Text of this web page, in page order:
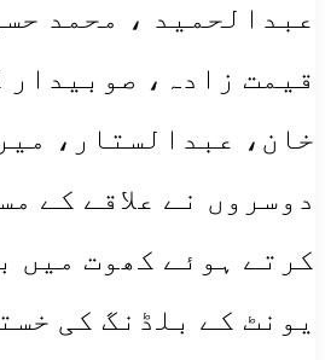
عبدالحمید ، محمد
قیمت زادہ، صوبیدار
خان، عبدالستار،
دوسروں نے علاقے کے
کرتے ہوئے کھوت میں
یونٹ کے بلڈنگ کی